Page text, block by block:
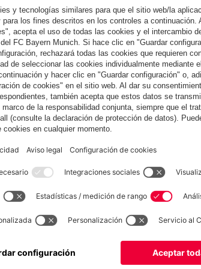
¿Quieres quedarte en la tiendaEspaña?
Españapara entregar allí!